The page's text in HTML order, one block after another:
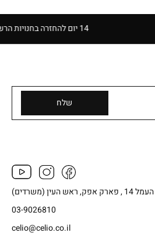
שלח
העמל 14 , פארק אפק, ראש העין (משרדים)
03-9026810
celio@celio.co.il